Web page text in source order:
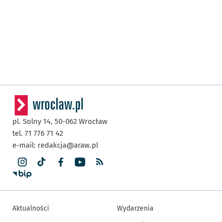
pl. Solny 14, 50-062 Wrocław
tel. 71 776 71 42
e-mail: redakcja@araw.pl
Aktualności
Wydarzenia